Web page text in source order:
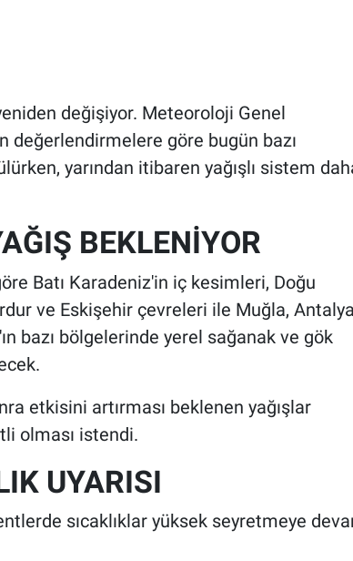
değişiyor. Meteoroloji Genel
değerlendirmelere göre bugün bazı
yarından itibaren yağışlı sistem
BEKLENİYOR
Batı Karadeniz'in iç kesimleri, Doğu
ve Eskişehir çevreleri ile Muğla,
bazı bölgelerinde yerel sağanak ve gök
etkisini artırması beklenen yağışlar
olması istendi.
UYARISI
sıcaklıklar yüksek seyretmeye